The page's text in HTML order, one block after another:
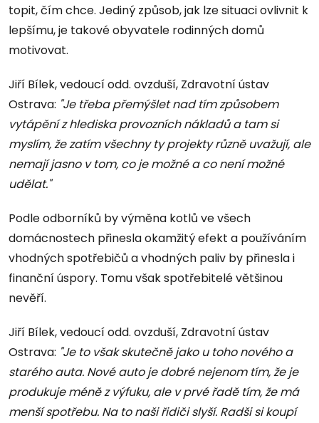
topit, čím chce. Jediný způsob, jak lze situaci ovlivnit k
lepšímu, je takové obyvatele rodinných domů
motivovat.
Jiří Bílek, vedoucí odd. ovzduší, Zdravotní ústav
Ostrava: "Je třeba přemýšlet nad tím způsobem
vytápění z hlediska provozních nákladů a tam si
myslím, že zatím všechny ty projekty různě uvažují, ale
nemají jasno v tom, co je možné a co není možné
udělat."
Podle odborníků by výměna kotlů ve všech
domácnostech přinesla okamžitý efekt a používáním
vhodných spotřebičů a vhodných paliv by přinesla i
finanční úspory. Tomu však spotřebitelé většinou
nevěří.
Jiří Bílek, vedoucí odd. ovzduší, Zdravotní ústav
Ostrava: "Je to však skutečně jako u toho nového a
starého auta. Nové auto je dobré nejenom tím, že je
produkuje méně z výfuku, ale v prvé řadě tím, že má
menší spotřebu. Na to naši řidiči slyší. Radši si koupí